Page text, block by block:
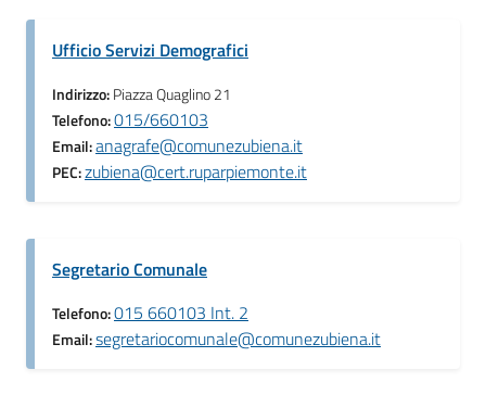
Ufficio Servizi Demografici
Indirizzo:Piazza Quaglino 21
Telefono:015/660103
Email:anagrafe@comunezubiena.it
PEC:zubiena@cert.ruparpiemonte.it
Segretario Comunale
Telefono:015 660103 Int. 2
Email:segretariocomunale@comunezubiena.it